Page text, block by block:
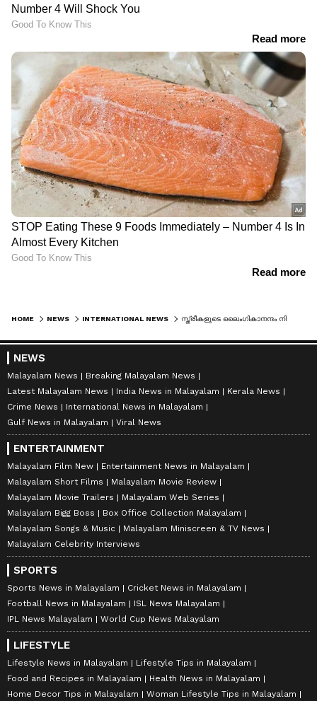
HOME NEWS INTERNATIONAL NEWS
NEWS
Malayalam News
Breaking Malayalam News
Latest Malayalam News
India News in Malayalam
Kerala News
Crime News
International News in Malayalam
Gulf News in Malayalam
Viral News
ENTERTAINMENT
Malayalam Film New
Entertainment News in Malayalam
Malayalam Short Films
Malayalam Movie Review
Malayalam Movie Trailers
Malayalam Web Series
Malayalam Bigg Boss
Box Office Collection Malayalam
Malayalam Songs & Music
Malayalam Miniscreen & TV News
Malayalam Celebrity Interviews
SPORTS
Sports News in Malayalam
Cricket News in Malayalam
Football News in Malayalam
ISL News Malayalam
IPL News Malayalam
World Cup News Malayalam
LIFESTYLE
Lifestyle News in Malayalam
Lifestyle Tips in Malayalam
Food and Recipes in Malayalam
Health News in Malayalam
Home Decor Tips in Malayalam
Woman Lifestyle Tips in Malayalam